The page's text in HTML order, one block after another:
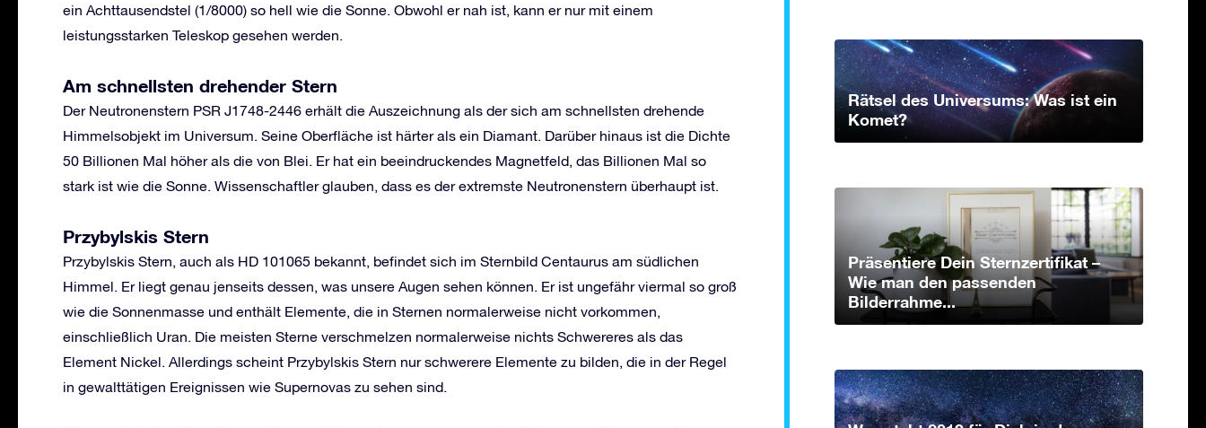
ein Achttausendstel (1/8000) so hell wie die Sonne. Obwohl er nah ist, kann er nur mit einem
leistungsstarken Teleskop gesehen werden.
Am schnellsten drehender Stern
Der Neutronenstern PSR J1748-2446 erhält die Auszeichnung als der sich am schnellsten drehende
Himmelsobjekt im Universum. Seine Oberfläche ist härter als ein Diamant. Darüber hinaus ist die Dichte
50 Billionen Mal höher als die von Blei. Er hat ein beeindruckendes Magnetfeld, das Billionen Mal so
stark ist wie die Sonne. Wissenschaftler glauben, dass es der extremste Neutronenstern überhaupt ist.
Przybylskis Stern
Przybylskis Stern, auch als HD 101065 bekannt, befindet sich im Sternbild Centaurus am südlichen
Himmel. Er liegt genau jenseits dessen, was unsere Augen sehen können. Er ist ungefähr viermal so groß
wie die Sonnenmasse und enthält Elemente, die in Sternen normalerweise nicht vorkommen,
einschließlich Uran. Die meisten Sterne verschmelzen normalerweise nichts Schwereres als das
Element Nickel. Allerdings scheint Przybylskis Stern nur schwerere Elemente zu bilden, die in der Regel
in gewalttätigen Ereignissen wie Supernovas zu sehen sind.
Rätsel des Universums: Was ist ein
Komet?
Präsentiere Dein Sternzertifikat –
Wie man den passenden
Bilderrahme...